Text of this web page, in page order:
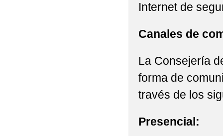
Internet de
Canales de
La Consejería
forma de
través de los
Presencial: